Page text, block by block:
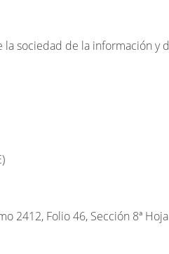
sociedad de la información
2412, Folio 46, Sección 8ª